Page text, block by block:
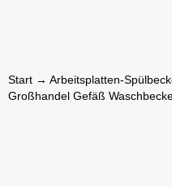
Start → Arbeitsplatten-
Großhandel Gefäß